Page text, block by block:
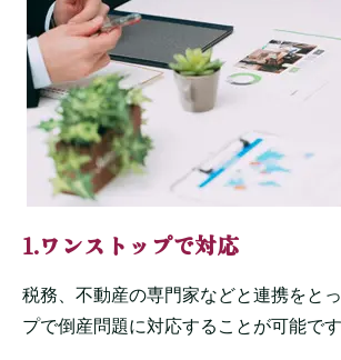
1.ワンストップで対応
税務、不動産の専門家などと連携をと
プで倒産問題に対応することが可能です